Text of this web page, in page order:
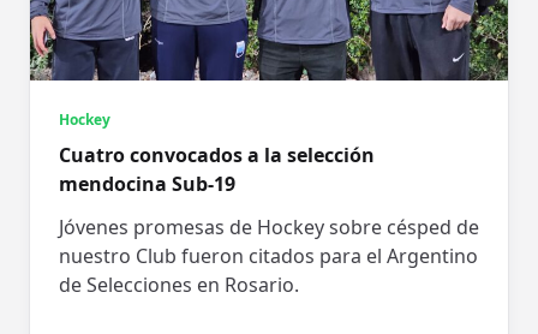
Hockey
Cuatro convocados a la selección
mendocina Sub-19
Jóvenes promesas de Hockey sobre césped de
nuestro Club fueron citados para el Argentino
de Selecciones en Rosario.